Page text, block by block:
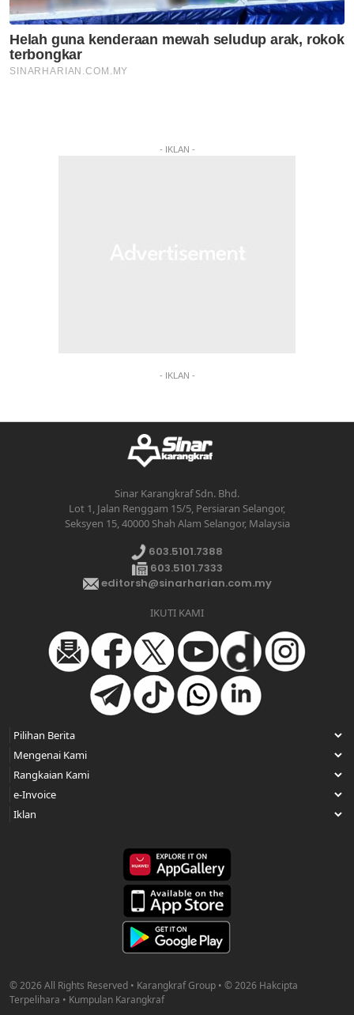
- IKLAN -
- IKLAN -
Sinar Karangkraf Sdn. Bhd.
Lot 1, Jalan Renggam 15/5, Persiaran Selangor,
Seksyen 15, 40000 Shah Alam Selangor, Malaysia
603.5101.7388
603.5101.7333
editorsh@sinarharian.com.my
IKUTI KAMI
© 2026 All Rights Reserved • Karangkraf Group • © 2026 Hakcipta
Terpelihara • Kumpulan Karangkraf